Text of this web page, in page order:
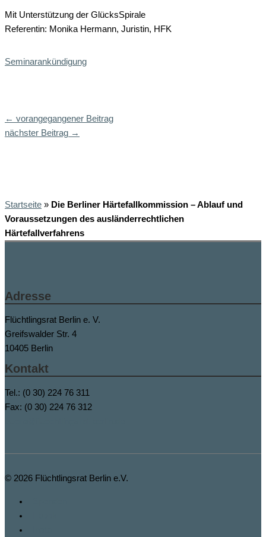
Mit Unterstützung der GlücksSpirale
Referentin: Monika Hermann, Juristin, HFK
Seminarankündigung
← vorangegangener Beitrag
nächster Beitrag →
Startseite » Die Berliner Härtefallkommission – Ablauf und
Voraussetzungen des ausländerrechtlichen
Härtefallverfahrens
Adresse
Flüchtlingsrat Berlin e. V.
Greifswalder Str. 4
10405 Berlin
Kontakt
Tel.: (0 30) 224 76 311
Fax: (0 30) 224 76 312
© 2026 Flüchtlingsrat Berlin e.V.